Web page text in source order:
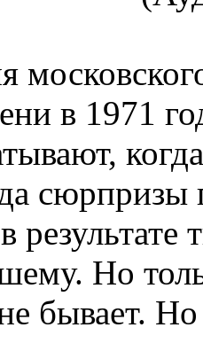
в 1971
сюрпризы
результате
Но
бывает.